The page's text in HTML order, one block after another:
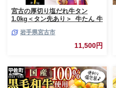
宮古の厚切り塩だれ牛タン
1.0kg＜タン先あり＞_牛たん 牛
厚切り牛タン【1181948】
岩手県宮古市
11,500円